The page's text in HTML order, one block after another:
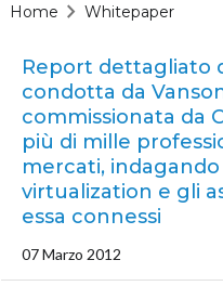
Home Whitepaper
Report dettagliato
condotta da
commissionata da
più di mille
mercati,
virtualization e gli
essa connessi
07 Marzo 2012